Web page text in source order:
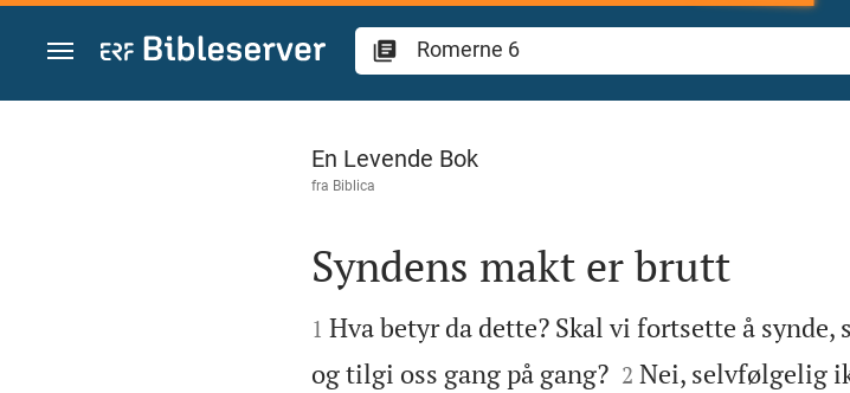
Skift til innhold
Romerne 6
En Levende Bok
fra Biblica

Syndens makt er brutt

1 Hva betyr da dette? Skal vi fortsette å
og tilgi oss gang på gang?
2 Nei, selvfølgelig